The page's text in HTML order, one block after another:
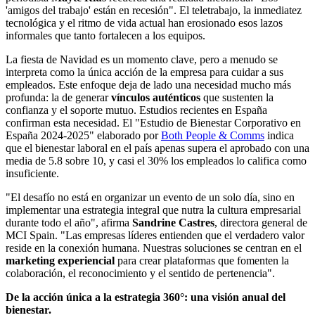
'amigos del trabajo' están en recesión". El teletrabajo, la inmediatez
tecnológica y el ritmo de vida actual han erosionado esos lazos
informales que tanto fortalecen a los equipos.
La fiesta de Navidad es un momento clave, pero a menudo se
interpreta como la única acción de la empresa para cuidar a sus
empleados. Este enfoque deja de lado una necesidad mucho más
profunda: la de generarvínculos auténticos que sustenten la
confianza y el soporte mutuo. Estudios recientes en España
confirman esta necesidad. El "Estudio de Bienestar Corporativo en
España 2024-2025" elaborado porBoth People & Comms indica
que el bienestar laboral en el país apenas supera el aprobado con una
media de 5.8 sobre 10, y casi el 30% los empleados lo califica como
insuficiente.
"El desafío no está en organizar un evento de un solo día, sino en
implementar una estrategia integral que nutra la cultura empresarial
durante todo el año", afirma Sandrine Castres, directora general de
MCI Spain. "Las empresas líderes entienden que el verdadero valor
reside en la conexión humana. Nuestras soluciones se centran en el
marketing experiencial para crear plataformas que fomenten la
colaboración, el reconocimiento y el sentido de pertenencia".
De la acción única a la estrategia 360°: una visión anual del
bienestar.